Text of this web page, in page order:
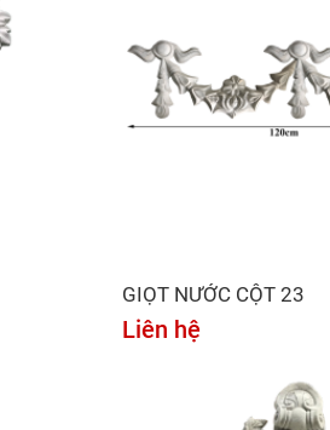
GIỌT NƯỚC CỘT 23
Liên hệ